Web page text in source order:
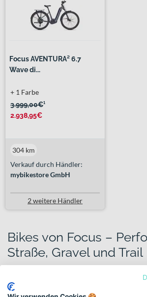
Focus AVENTURA² 6.7
Wave di...
3.999,00€¹
2.938,95€
+ 1 Farbe
Verkauf durch Händler:
mybikestore GmbH
304 km
2 weitere Händler
Bikes von Focus –
Straße, Gravel und Trail
Designsprache und den Anspruch, moderne
möglichst viele Einsatzbereiche zugänglich zu